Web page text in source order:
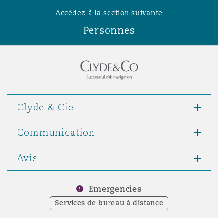
Réassurance
Assurance spécialisée
(D. C.)
Accédez à la section suivante
Personnes
Clyde & Cie
Communication
Avis
Emergencies
Services de bureau à distance